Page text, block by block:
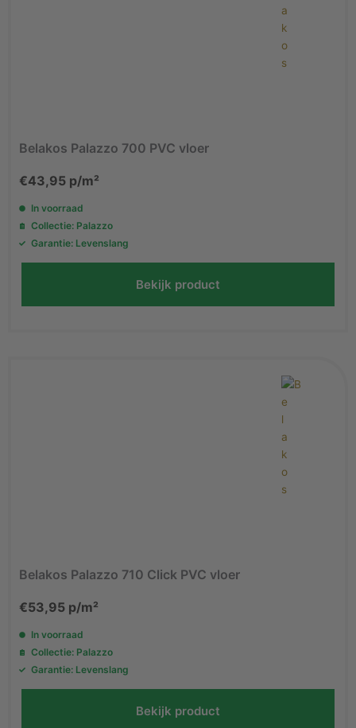
Belakos Palazzo 700 PVC vloer
€43,95 p/m²
In voorraad
Collectie: Palazzo
Garantie: Levenslang
Bekijk product
Belakos Palazzo 710 Click PVC vloer
€53,95 p/m²
In voorraad
Collectie: Palazzo
Garantie: Levenslang
Bekijk product